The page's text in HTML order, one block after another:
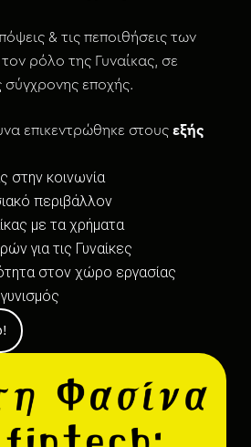
& τις πεποιθήσεις των
ρόλο της Γυναίκας, σε
σύγχρονης εποχής.
επικεντρώθηκε στους εξής
στην κοινωνία
περιβάλλον
με τα χρήματα
για τις Γυναίκες
στον χώρο εργασίας